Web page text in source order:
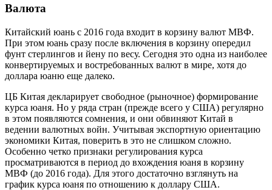
Валюта
Китайский юань с 2016 года входит в корзину валют МВФ.
При этом юань сразу после включения в корзину опередил
фунт стерлингов и йену по весу. Сегодня это одна из наиболее
конвертируемых и востребованных валют в мире, хотя до
доллара юаню еще далеко.
ЦБ Китая декларирует свободное (рыночное) формирование
курса юаня. Но у ряда стран (прежде всего у США) регулярно
в этом появляются сомнения, и они обвиняют Китай в
ведении валютных войн. Учитывая экспортную ориентацию
экономики Китая, поверить в это не слишком сложно.
Особенно четко признаки регулирования курса
просматриваются в период до вхождения юаня в корзину
МВФ (до 2016 года). Для этого достаточно взглянуть на
график курса юаня по отношению к доллару США.